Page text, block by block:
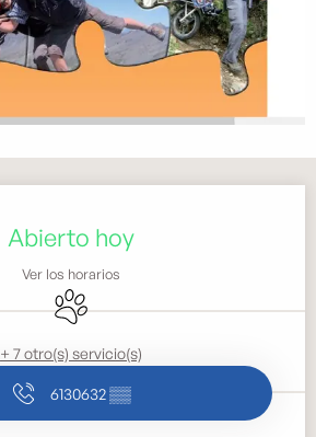
Abierto hoy
Ver los horarios
Se aceptan animales
+ 7 otro(s) servicio(s)
6130632▒▒